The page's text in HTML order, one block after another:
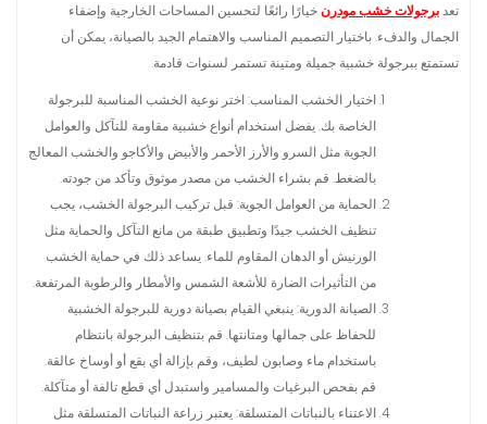
تعدبرجولات خشب مودرنخيارًا رائعًا لتحسين المساحات الخارجية وإضفاء
الجمال والدفء. باختيار التصميم المناسب والاهتمام الجيد بالصيانة، يمكن أن
تستمتع ببرجولة خشبية جميلة ومتينة تستمر لسنوات قادمة.
اختيار الخشب المناسب: اختر نوعية الخشب المناسبة للبرجولة
الخاصة بك. يفضل استخدام أنواع خشبية مقاومة للتآكل والعوامل
الجوية مثل السرو والأرز الأحمر والأبيض والأكاجو والخشب المعالج
بالضغط. قم بشراء الخشب من مصدر موثوق وتأكد من جودته.
الحماية من العوامل الجوية: قبل تركيب البرجولة الخشب، يجب
تنظيف الخشب جيدًا وتطبيق طبقة من مانع التآكل والحماية مثل
الورنيش أو الدهان المقاوم للماء. يساعد ذلك في حماية الخشب
من التأثيرات الضارة للأشعة الشمس والأمطار والرطوبة المرتفعة.
الصيانة الدورية: ينبغي القيام بصيانة دورية للبرجولة الخشبية
للحفاظ على جمالها ومتانتها. قم بتنظيف البرجولة بانتظام
باستخدام ماء وصابون لطيف، وقم بإزالة أي بقع أو أوساخ عالقة.
قم بفحص البرغيات والمسامير واستبدل أي قطع تالفة أو متآكلة.
الاعتناء بالنباتات المتسلقة: يعتبر زراعة النباتات المتسلقة مثل